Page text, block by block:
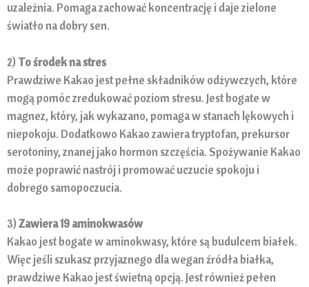
uzależnia. Pomaga zachować koncentrację i daje zielone
światło na dobry sen.
2) To środek na stres
Prawdziwe Kakao jest pełne składników odżywczych, które
mogą pomóc zredukować poziom stresu. Jest bogate w
magnez, który, jak wykazano, pomaga w stanach lękowych i
niepokoju. Dodatkowo Kakao zawiera tryptofan, prekursor
serotoniny, znanej jako hormon szczęścia. Spożywanie Kakao
może poprawić nastrój i promować uczucie spokoju i
dobrego samopoczucia.
3) Zawiera 19 aminokwasów
Kakao jest bogate w aminokwasy, które są budulcem białek.
Więc jeśli szukasz przyjaznego dla wegan źródła białka,
prawdziwe Kakao jest świetną opcją. Jest również pełen